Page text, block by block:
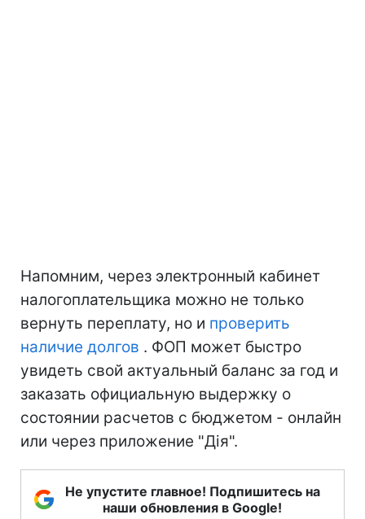
Напомним, через электронный кабинет
налогоплательщика можно не только
вернуть переплату, но и проверить
наличие долгов . ФОП может быстро
увидеть свой актуальный баланс за год и
заказать официальную выдержку о
состоянии расчетов с бюджетом - онлайн
или через приложение "Дія".
Не упустите главное! Подпишитесь на
наши обновления в Google!